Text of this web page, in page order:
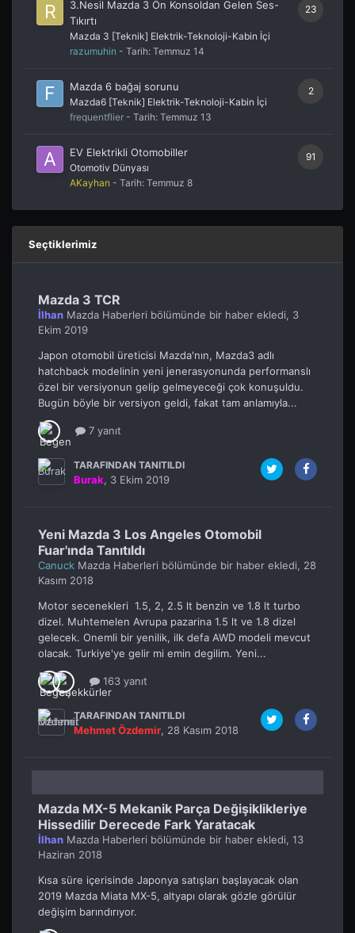
23
3.Nesil Mazda 3 Ön Konsoldan Gelen Ses-
Tıkırtı
Mazda 3 [Teknik] Elektrik-Teknoloji-Kabin İçi
razumuhin - Tarih: Temmuz 14
2
Mazda 6 bağaj sorunu
Mazda6 [Teknik] Elektrik-Teknoloji-Kabin İçi
frequentflier - Tarih: Temmuz 13
91
EV Elektrikli Otomobiller
Otomotiv Dünyası
AKayhan - Tarih: Temmuz 8
Seçtiklerimiz
Mazda 3 TCR
İlhan Mazda Haberleri bölümünde bir haber ekledi, 3
Ekim 2019
Japon otomobil üreticisi Mazda'nın, Mazda3 adlı
hatchback modelinin yeni jenerasyonunda performanslı
özel bir versiyonun gelip gelmeyeceği çok konuşuldu.
Bugün böyle bir versiyon geldi, fakat tam anlamıyla...
7 yanıt
TARAFINDAN TANITILDI
Burak, 3 Ekim 2019
Yeni Mazda 3 Los Angeles Otomobil
Fuar'ında Tanıtıldı
Canuck Mazda Haberleri bölümünde bir haber ekledi, 28
Kasım 2018
Motor secenekleri 1.5, 2, 2.5 lt benzin ve 1.8 lt turbo
dizel. Muhtemelen Avrupa pazarina 1.5 lt ve 1.8 dizel
gelecek. Onemli bir yenilik, ilk defa AWD modeli mevcut
olacak. Turkiye'ye gelir mi emin degilim. Yeni...
163 yanıt
TARAFINDAN TANITILDI
Mehmet Özdemir, 28 Kasım 2018
Mazda MX-5 Mekanik Parça Değişiklikleriye
Hissedilir Derecede Fark Yaratacak
İlhan Mazda Haberleri bölümünde bir haber ekledi, 13
Haziran 2018
Kısa süre içerisinde Japonya satışları başlayacak olan
2019 Mazda Miata MX-5, altyapı olarak gözle görülür
değişim barındırıyor.